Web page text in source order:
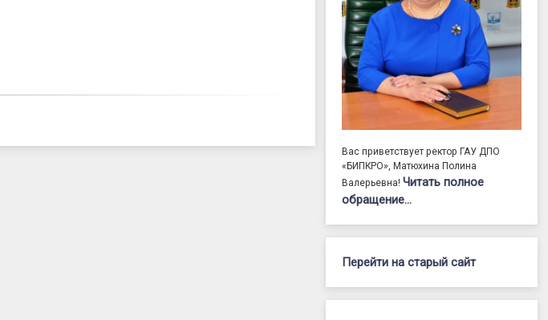
Вас приветствует ректор ГАУ ДПО
«БИПКРО», Матюхина Полина
Валерьевна!Читать полное
обращение…
Перейти на старый сайт